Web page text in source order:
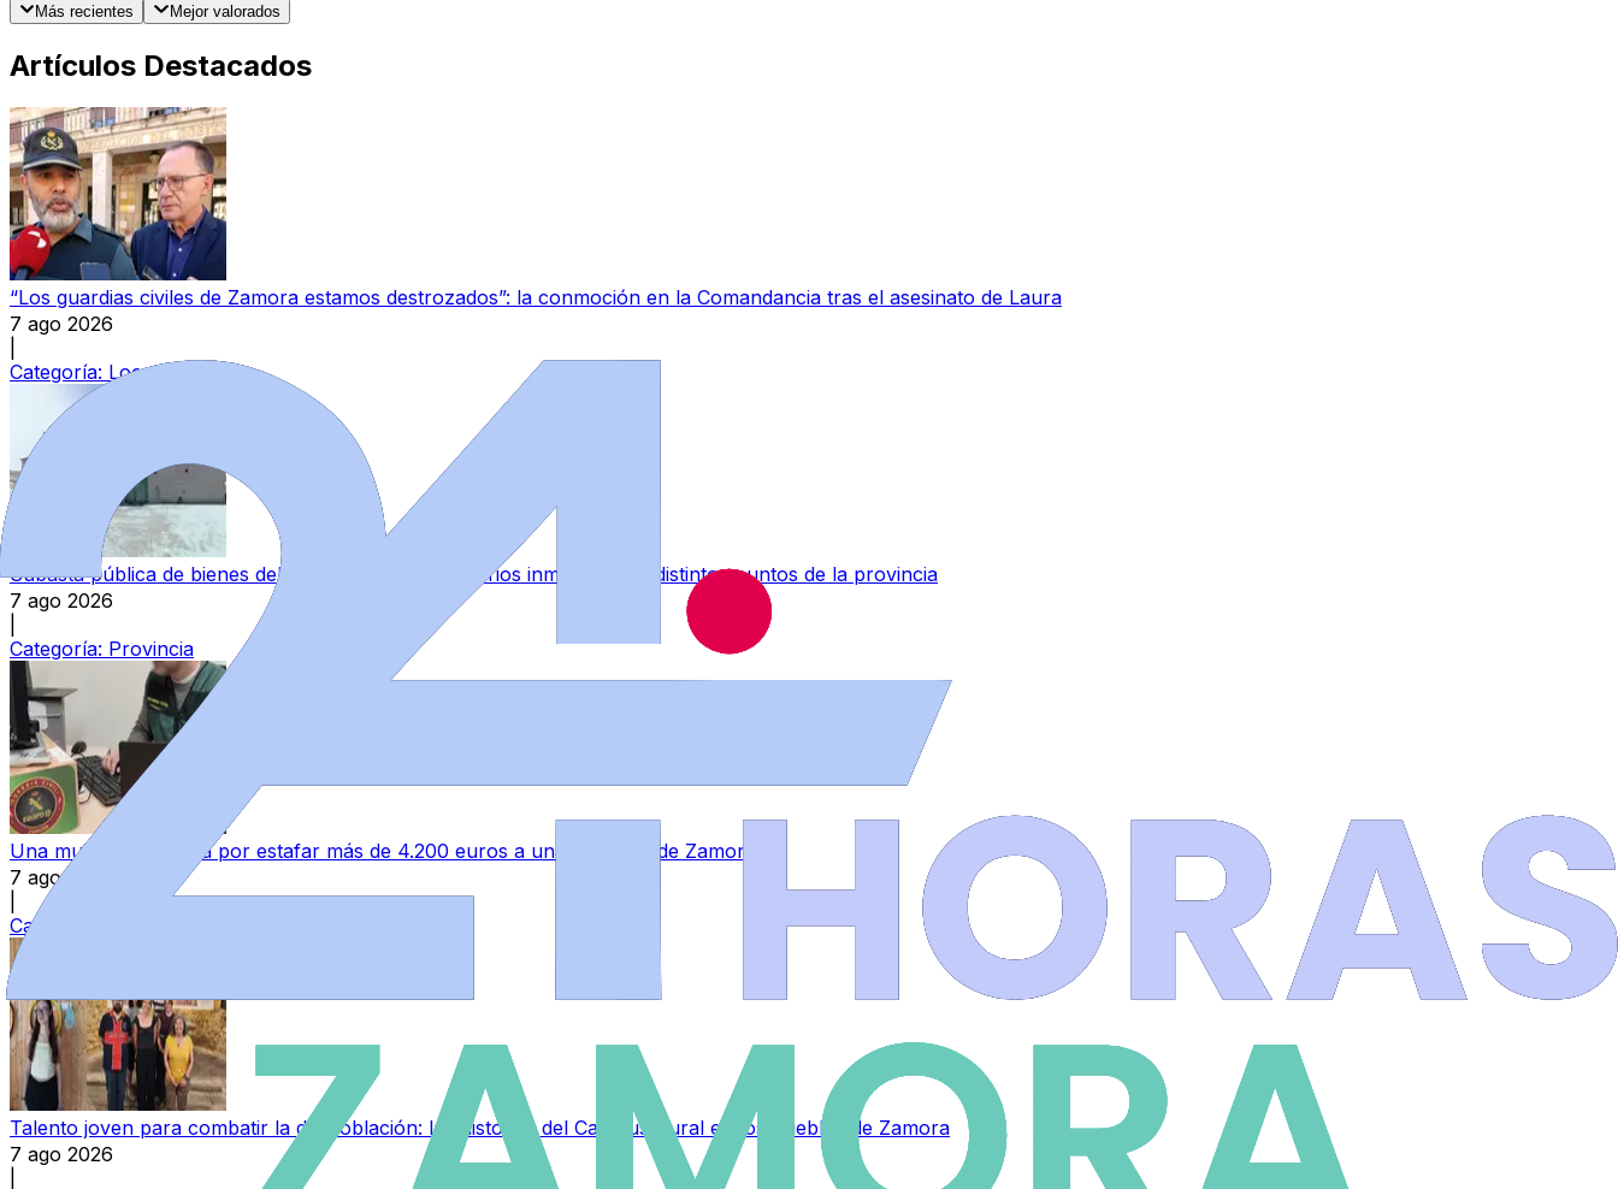
Más recientes
Mejor valorados
Artículos Destacados
“Los guardias civiles de Zamora estamos destrozados”: la conmoción en la Comandancia tras el asesinato de Laura
7 ago 2026
Categoría: Local
Subasta pública de bienes del Estado en Zamora: varios inmuebles en distintos puntos de la provincia
7 ago 2026
Categoría: Provincia
Una mujer investigada por estafar más de 4.200 euros a una empresa de Zamora
7 ago 2026
Categoría:
Talento joven para combatir la despoblación: las historias del Campus Rural en los pueblos de Zamora
7 ago 2026